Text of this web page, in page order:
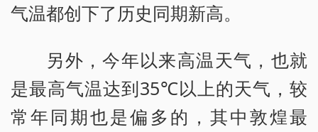
气温都创下了历史同期新高。
另外，今年以来高温天气，也就
是最高气温达到35℃以上的天气，较
常年同期也是偏多的，其中敦煌最